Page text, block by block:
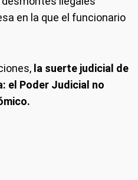
en la que el funcionario
la suerte judicial de
el Poder Judicial no